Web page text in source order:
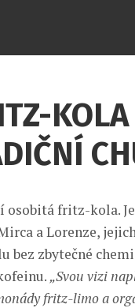
KOLA
osobitá fritz-kola.
a Lorenze,
zbytečné
„Svou vizi
fritz-limo a